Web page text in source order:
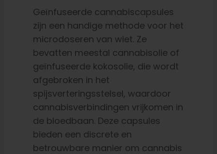
Geïnfuseerde cannabiscapsules
zijn een handige methode voor het
microdoseren van wiet. Ze
bevatten meestal cannabisolie of
geïnfuseerde kokosolie, die wordt
afgebroken in het
spijsverteringsstelsel, waardoor
cannabisverbindingen vrijkomen in
de bloedbaan. Deze capsules
bieden een discrete en
betrouwbare manier om cannabis